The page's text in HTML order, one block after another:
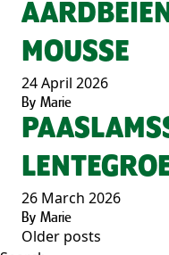
MOUSSE
24 April 2026
By Marie
26 March 2026
By Marie
POSTS
Older posts